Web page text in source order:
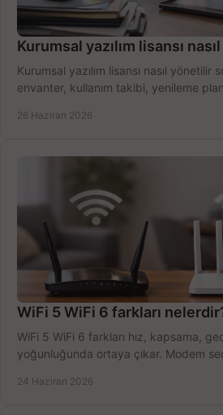
Kurumsal yazılım lisansı
Kurumsal yazılım lisansı nasıl yönetilir
envanter, kullanım takibi, yenileme
26 Haziran 2026
WiFi 5 WiFi 6 farkları
WiFi 5 WiFi 6 farkları hız, kapsama,
yoğunluğunda ortaya çıkar. Modem
24 Haziran 2026